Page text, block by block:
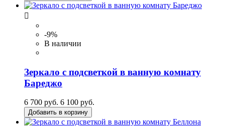

-9%
В наличии
Зеркало с подсветкой в ванную комнату
Бареджо
6 700 руб. 6 100 руб.
Добавить в корзину